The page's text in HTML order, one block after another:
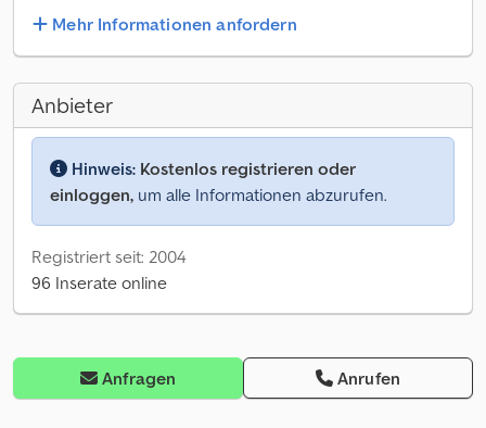
Mehr Informationen anfordern
Anbieter
Hinweis: Kostenlos registrieren oder
einloggen, um alle Informationen abzurufen.
Registriert seit: 2004
96 Inserate online
Anfragen Anrufen